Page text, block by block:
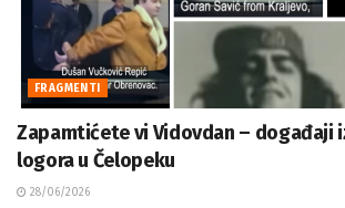
FRAGMENTI
Zapamtićete vi Vidovdan – događaji
logora u Čelopeku
28/06/2026